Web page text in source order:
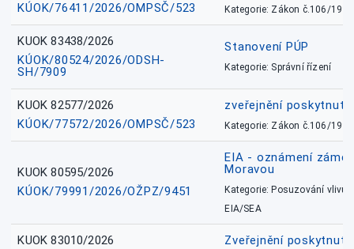
KÚOK/76411/2026/OMPSČ/523
Kategorie: Zákon č.106/1999
KUOK 83438/2026
KÚOK/80524/2026/ODSH-
SH/7909
Stanovení PÚP
Kategorie: Správní řízení
KUOK 82577/2026
KÚOK/77572/2026/OMPSČ/523
zveřejnění
Kategorie: Zákon č.106/1999
KUOK 80595/2026
KÚOK/79991/2026/OŽPZ/9451
EIA - oznámení
Moravou
Kategorie: Posuzování vlivů
EIA/SEA
KUOK 83010/2026
Zveřejnění